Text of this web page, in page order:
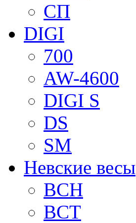
СП
DIGI
700
AW-4600
DIGI S
DS
SM
Невские весы
BCH
BCT